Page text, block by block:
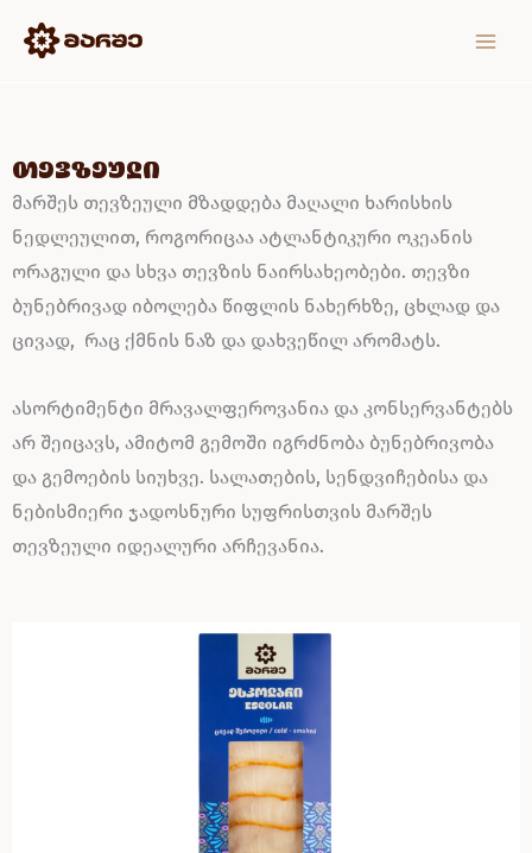
თევზეული
მარშეს თევზეული მზადდება მაღალი ხარისხის
ნედლეულით, როგორიცაა ატლანტიკური ოკეანის
ორაგული და სხვა თევზის ნაირსახეობები. თევზი
ბუნებრივად იბოლება წიფლის ნახერხზე, ცხლად და
ცივად, რაც ქმნის ნაზ და დახვეწილ არომატს.
ასორტიმენტი მრავალფეროვანია და კონსერვანტებს
არ შეიცავს, ამიტომ გემოში იგრძნობა ბუნებრივობა
და გემოების სიუხვე. სალათების, სენდვიჩებისა და
ნებისმიერი ჯადოსნური სუფრისთვის მარშეს
თევზეული იდეალური არჩევანია.